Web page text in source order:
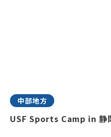
中部地方
USF Sports Camp in